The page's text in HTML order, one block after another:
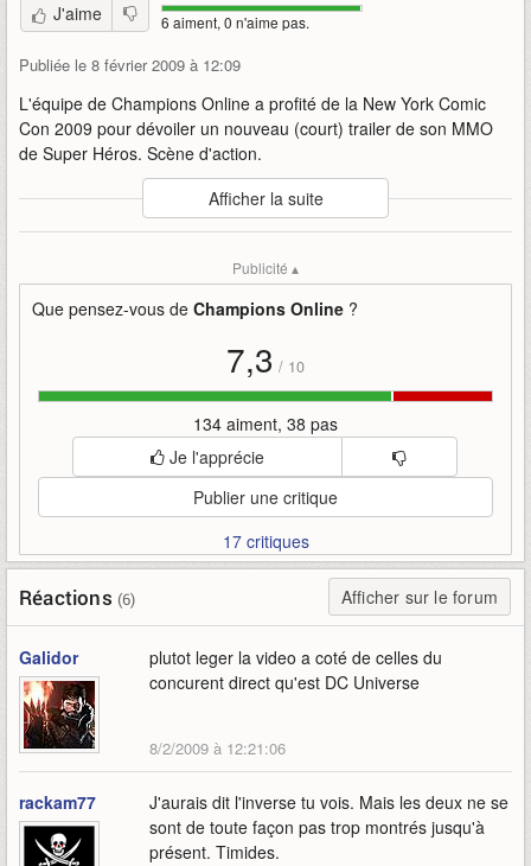
J'aime 6 aiment, 0 n'aime pas.
Publiée le 8 février 2009 à 12:09
L'équipe de Champions Online a profité de la New York Comic
Con 2009 pour dévoiler un nouveau (court) trailer de son MMO
de Super Héros. Scène d'action.
Auteur
Cryptic Studios
: Uther
Afficher la suite
Publicité ▴
Que pensez-vous de Champions Online ?
7,3 / 10
134 aiment, 38 pas
Je l'apprécie
Publier une critique
17 critiques
Réactions (6) Afficher sur le forum
Galidor
plutot leger la video a coté de celles du
concurent direct qu'est DC Universe
8/2/2009 à 12:21:06
rackam77
J'aurais dit l'inverse tu vois. Mais les deux ne se
sont de toute façon pas trop montrés jusqu'à
présent. Timides.